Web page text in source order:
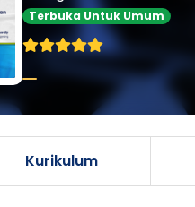
Terbuka Untuk Umum
Kurikulum